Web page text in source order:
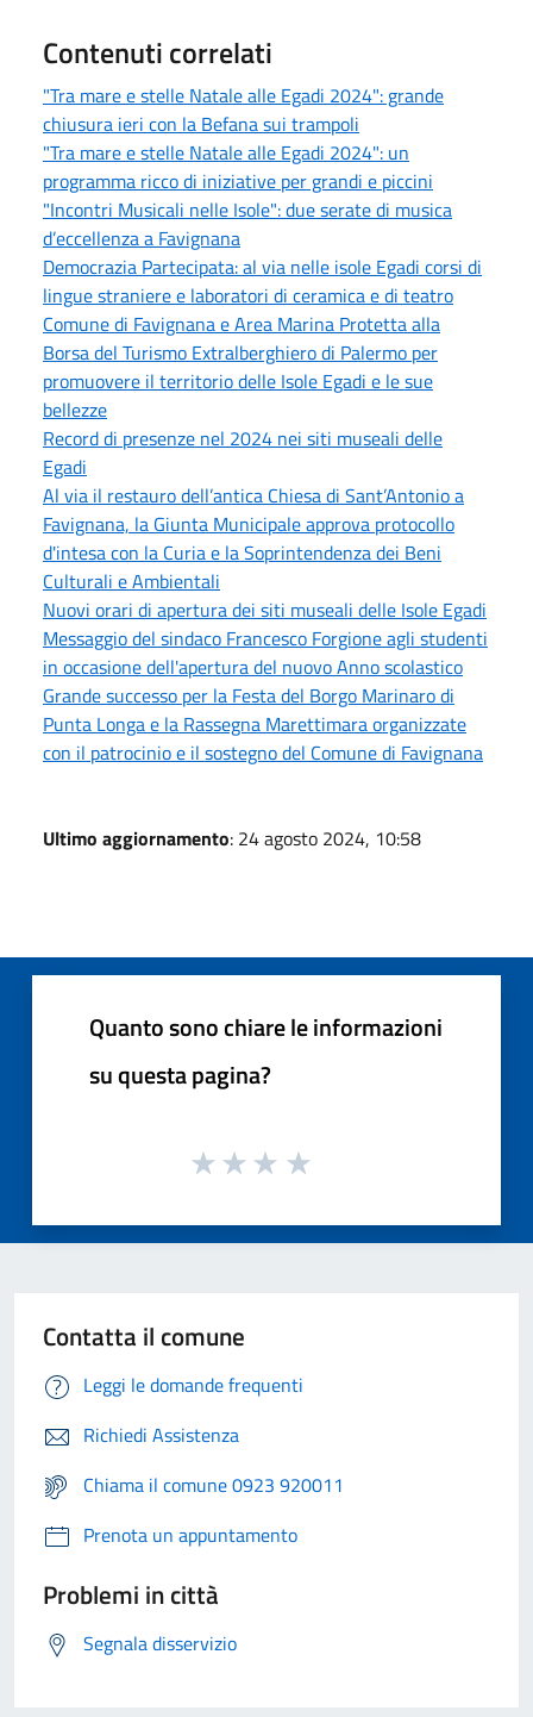
Contenuti correlati
"Tra mare e stelle Natale alle Egadi 2024": grande
chiusura ieri con la Befana sui trampoli
"Tra mare e stelle Natale alle Egadi 2024": un
programma ricco di iniziative per grandi e piccini
"Incontri Musicali nelle Isole": due serate di musica
d’eccellenza a Favignana
Democrazia Partecipata: al via nelle isole Egadi corsi di
lingue straniere e laboratori di ceramica e di teatro
Comune di Favignana e Area Marina Protetta alla
Borsa del Turismo Extralberghiero di Palermo per
promuovere il territorio delle Isole Egadi e le sue
bellezze
Record di presenze nel 2024 nei siti museali delle
Egadi
Al via il restauro dell’antica Chiesa di Sant’Antonio a
Favignana, la Giunta Municipale approva protocollo
d'intesa con la Curia e la Soprintendenza dei Beni
Culturali e Ambientali
Nuovi orari di apertura dei siti museali delle Isole Egadi
Messaggio del sindaco Francesco Forgione agli studenti
in occasione dell'apertura del nuovo Anno scolastico
Grande successo per la Festa del Borgo Marinaro di
Punta Longa e la Rassegna Marettimara organizzate
con il patrocinio e il sostegno del Comune di Favignana
Ultimo aggiornamento: 24 agosto 2024, 10:58
Quanto sono chiare le informazioni
su questa pagina?
Contatta il comune
Leggi le domande frequenti
Richiedi Assistenza
Chiama il comune 0923 920011
Prenota un appuntamento
Problemi in città
Segnala disservizio